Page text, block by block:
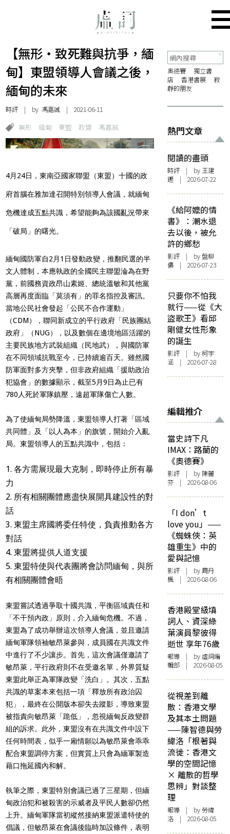
【無形・致死難與抗爭，緬
甸】東盟領導人會議之後，
緬甸的未來
時評 | by馮嘉誠 | 2021-06-11
無形 緬甸 東盟 政變 馮嘉誠
4月24日，東南亞國家聯盟（東盟）十國的政
府首腦在雅加達召開特別領導人會議，就緬甸
危機達成五點共識，希望能夠為該國亂況帶來
「破局」的曙光。
緬甸國防軍自2月1日發動政變，推翻民選的半
文人體制，本應執政的全國民主聯盟淪為在野
黨，前國務資政昂山素姬、總統溫敏和其他黨
高層再度面臨「莫須有」的罪名指控及審訊。
當地公民社會發起「公民不合作運動」
（CDM），聯同新成立的平行政府「民族團結
政府」（NUG），以及數個在邊境地區活躍的
主要民族地方武裝組織（民地武），與國防軍
在不同領域抗戰至今，已持續逾百天。雖然國
防軍面對多方夾擊，但非政府組織「援助政治
犯協會」的數據顯示，截至5月9日為止已有
780人死於軍隊鎮壓，遠超軍隊傷亡人數。
為了使緬甸局勢降溫，東盟領導人打著「區域
共同體」及「以人為本」的旗號，開始介入亂
局。東盟領導人的五點共識中，包括：
各方需展現最大克制，即時停止所有暴
力
所有相關團體應盡快展開具建設性的對
話
東盟主席國將委任特使，負責推動各方
對話
東盟將提供人道支援
東盟特使與代表團將會訪問緬甸，與所
有相關團體會晤
東盟嘗試透過爭取十國共識，平衡區域責任和
「不干預內政」原則，介入緬甸危機。不過，
東盟為了成功舉辦這次領導人會議，並且邀請
緬甸軍隊領袖敏昂萊參與，成員國在共識文件
中進行了不少讓步。首先，這次會議僅邀請了
敏昂萊，平行政府則不在受邀名單，外界質疑
東盟此舉正為軍隊政變「洗白」。其次，五點
共識的草案本來包括一項「釋放所有政治囚
犯」，最終在公開版本卻失去蹤影，導致東盟
被指責向敏昂萊「跪低」，忽視緬甸反政變群
組的訴求。此外，東盟沒有在共識文件中設下
任何時間表，似乎一廂情願以為敏昂萊會乖乖
配合東盟調停方案，但實質上只會為緬軍製造
藉口拖延國內和解。
執筆之際，東盟特別會議已過了三星期，但緬
甸政治犯和被殺害的示威者及平民人數卻仍然
上升。緬甸軍隊當初縱然接納東盟派遣特使的
倡議，但敏昂萊在會議後臨時加設條件，表明
奧德賽
獨立書
店
香港書展
寂
靜的朋友
熱門文章
閱讀的盡頭
時評 | by 王建
鏗 | 2026-07-22
《給阿嬤的情
書》：潮水退
去以後，被允
許的鄉愁
影評 | by 盤柳
儂 | 2026-07-23
只要你不怕我
就行——從《大
盜歌王》看邱
剛健女性形象
的誕生
影評 | by 柯宇
涵 | 2026-07-28
編輯推介
當史詩下凡
IMAX：路蘭的
《奧德賽》
影評 | by 陳麗
芬 | 2026-08-06
「I don’t
love you」——
《蜘蛛俠：英
雄重生》中的
愛與記憶
影評 | by周丹
楓 | 2026-08-06
香港殿堂級填
詞人、資深綠
葉演員黎彼得
逝世 享年76歲
報導 | by 虛詞編
輯部 | 2026-08-05
從視差到離
散：香港文學
及其本土問題
——陳智德與勞
緯洛「根著與
流徙：香港文
學的空間記憶
× 離散的哲學
思辨」對談整
理
報導 | by 勞緯
洛 | 2026-08-05